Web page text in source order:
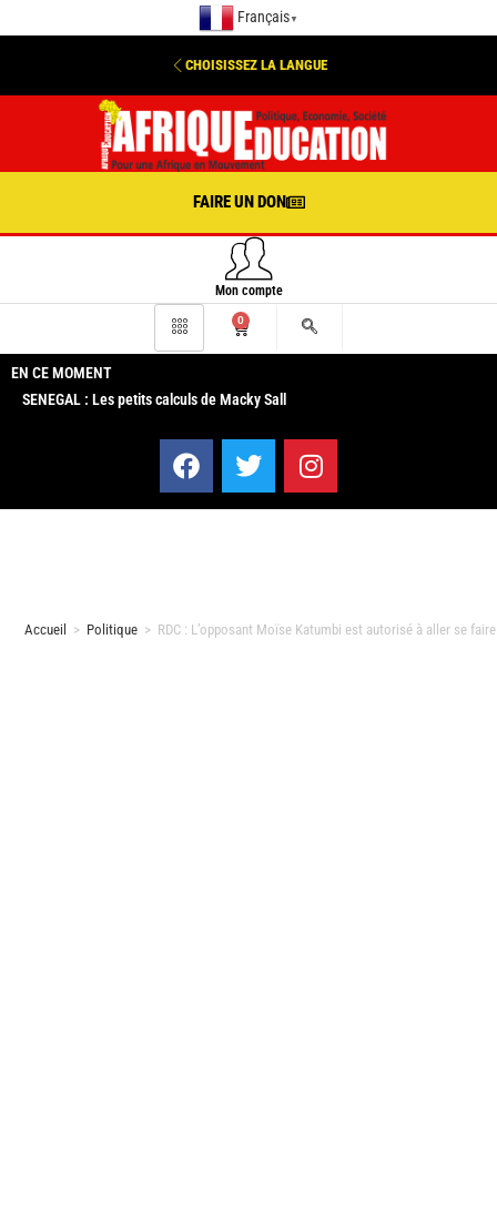
Français ▼
CHOISISSEZ LA LANGUE
FAIRE UN DON
Mon compte
0
EN CE MOMENT
SENEGAL : Les petits calculs de Macky Sall
Accueil > Politique > RDC : L’opposant Moïse Katumbi est autorisé à aller se